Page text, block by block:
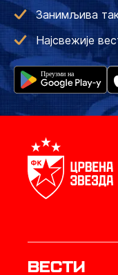
Занимљива
Најсвежије
Вести